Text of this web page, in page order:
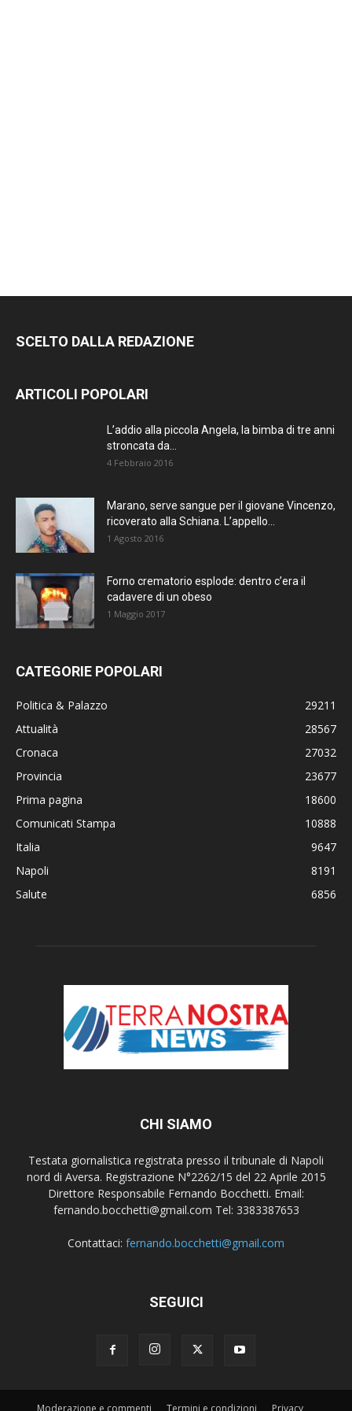
SCELTO DALLA REDAZIONE
ARTICOLI POPOLARI
L’addio alla piccola Angela, la bimba di tre anni
stroncata da...
4 Febbraio 2016
Marano, serve sangue per il giovane Vincenzo,
ricoverato alla Schiana. L’appello...
1 Agosto 2016
Forno crematorio esplode: dentro c’era il
cadavere di un obeso
1 Maggio 2017
CATEGORIE POPOLARI
Politica & Palazzo
29211
Attualità
28567
Cronaca
27032
Provincia
23677
Prima pagina
18600
Comunicati Stampa
10888
Italia
9647
Napoli
8191
Salute
6856
CHI SIAMO
Testata giornalistica registrata presso il tribunale di Napoli
nord di Aversa. Registrazione N°2262/15 del 22 Aprile 2015
Direttore Responsabile Fernando Bocchetti. Email:
fernando.bocchetti@gmail.com Tel: 3383387653
Contattaci: fernando.bocchetti@gmail.com
SEGUICI
Moderazione e commenti Termini e condizioni Privacy